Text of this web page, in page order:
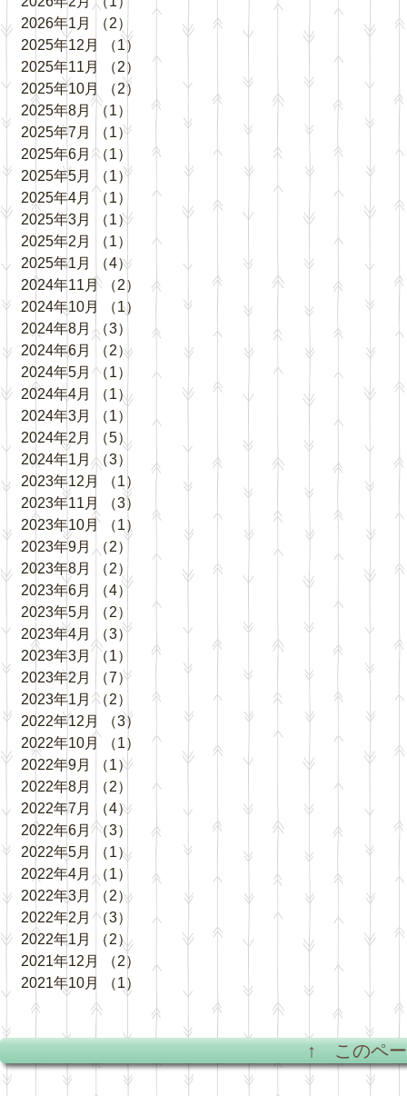
2026年1月
（2）
2件の記事
2025年12月
（1）
2025年11月
（2）
2件の記事
2025年10月
（2）
2件の記事
2025年8月
（1）
1件の記事
2025年7月
（1） 1件の記事
2025年6月 （1）
1件の記事
2025年5月
（1）1件の記事
2025年4月
（1）
1件の記事
2025年3月
（1）1件の記事
2025年2月
（1）
1件の記事
2025年1月
（4） 4件の記事
2024年11月
（2）
2件の記事
2024年10月
（1）
1件の記事
2024年8月 （3）
3件の記事
2024年6月
（2）2件の記事
2024年5月 （1）
1件の記事
2024年4月
（1）1件の記事
2024年3月
（1）
2024年2月
（5）
2024年1月 （3）
2023年12月
（1）
1件の記事
2023年11月
（3）
2023年10月
（1）
1件の記事
2023年9月 （2）
2023年8月
（2）
2件の記事
2023年6月
（4）
2023年5月
（2）
2件の記事
2023年4月
（3） 3件の記事
2023年3月
（1）
1件の記事
2023年2月
（7） 7件の記事
2023年1月 （2）
2件の記事
2022年12月
（3）
3件の記事
2022年10月
（1）
1件の記事
2022年9月
（1）1件の記事
2022年8月
（2）
2件の記事
2022年7月
（4） 4件の記事
2022年6月 （3）
3件の記事
2022年5月
（1） 1件の記事
2022年4月 （1）
1件の記事
2022年3月
（2）2件の記事
2022年2月 （3）
3件の記事
2022年1月
（2）2件の記事
2021年12月
（2）
2021年10月
（1）
↑ このペ